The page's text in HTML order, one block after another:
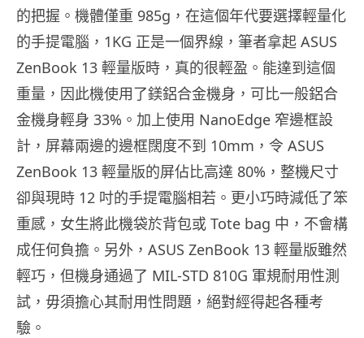
的把握。機體僅重 985g，在這個年代要選擇輕量化
的手提電腦，1KG 正是一個界線，筆者拿起 ASUS
ZenBook 13 輕量版時，真的很輕盈。能達到這個
重量，因此機使用了鎂鋁合金機身，可比一般鋁合
金機身輕身 33%。加上使用 NanoEdge 窄邊框設
計，屏幕兩邊的邊框闊度不到 10mm，令 ASUS
ZenBook 13 輕量版的屏佔比高達 80%，整機尺寸
卻與現時 12 吋的手提電腦相若。更小巧時減低了笨
重感，女生將此機袋於背包或 Tote bag 中，不會構
成任何負擔。另外，ASUS ZenBook 13 輕量版雖然
輕巧，但機身通過了 MIL-STD 810G 軍規耐用性測
試，毋須擔心其耐用性問題，絕對經得起各種考
驗。